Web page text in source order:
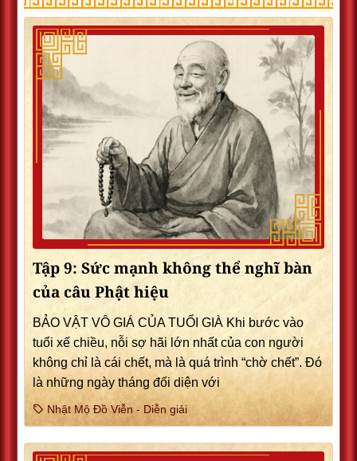
Tập 9: Sức mạnh không thể nghĩ bàn
của câu Phật hiệu
BẢO VẬT VÔ GIÁ CỦA TUỔI GIÀ Khi bước vào
tuổi xế chiều, nỗi sợ hãi lớn nhất của con người
không chỉ là cái chết, mà là quá trình “chờ chết”. Đó
là những ngày tháng đối diện với
Nhật Mộ Đồ Viễn - Diễn giải